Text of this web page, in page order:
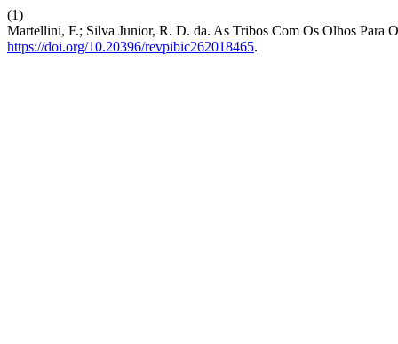
(1)
Martellini, F.; Silva Junior, R. D. da. As Tribos Com Os Olhos Para
https://doi.org/10.20396/revpibic262018465.